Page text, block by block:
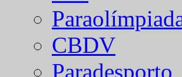
CBDV
Paradesporto